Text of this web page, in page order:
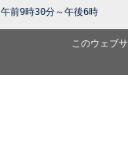
午前9時30分～午後6時
このウェブ